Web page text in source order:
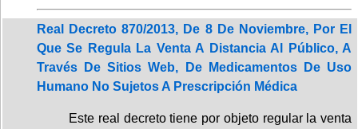
Real Decreto 870/2013, De 8 De Noviembre, Por El
Que Se Regula La Venta A Distancia Al Público, A
Través De Sitios Web, De Medicamentos De Uso
Humano No Sujetos A Prescripción Médica
Este real decreto tiene por objeto regular la venta